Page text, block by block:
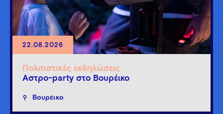
22.08.2026
Πολιτιστικές εκδηλώσεις
Άστρο-party στο Βουρέικο
Βουρέικο